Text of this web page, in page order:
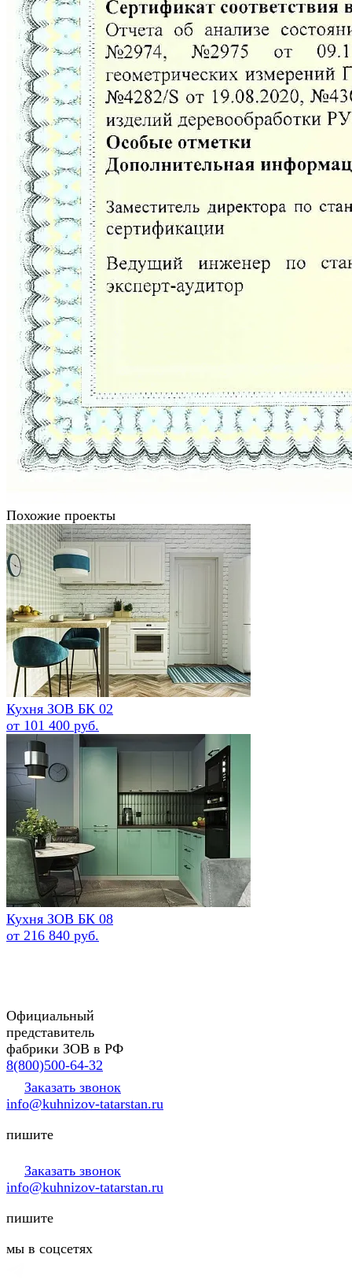
Похожие проекты
Кухня ЗОВ БК 02
от 101 400 руб.
Кухня ЗОВ БК 08
от 216 840 руб.
Официальный
представитель
фабрики ЗОВ в РФ
8(800)500-64-32
Заказать звонок
info@kuhnizov-tatarstan.ru
пишите
Заказать звонок
info@kuhnizov-tatarstan.ru
пишите
мы в соцсетях